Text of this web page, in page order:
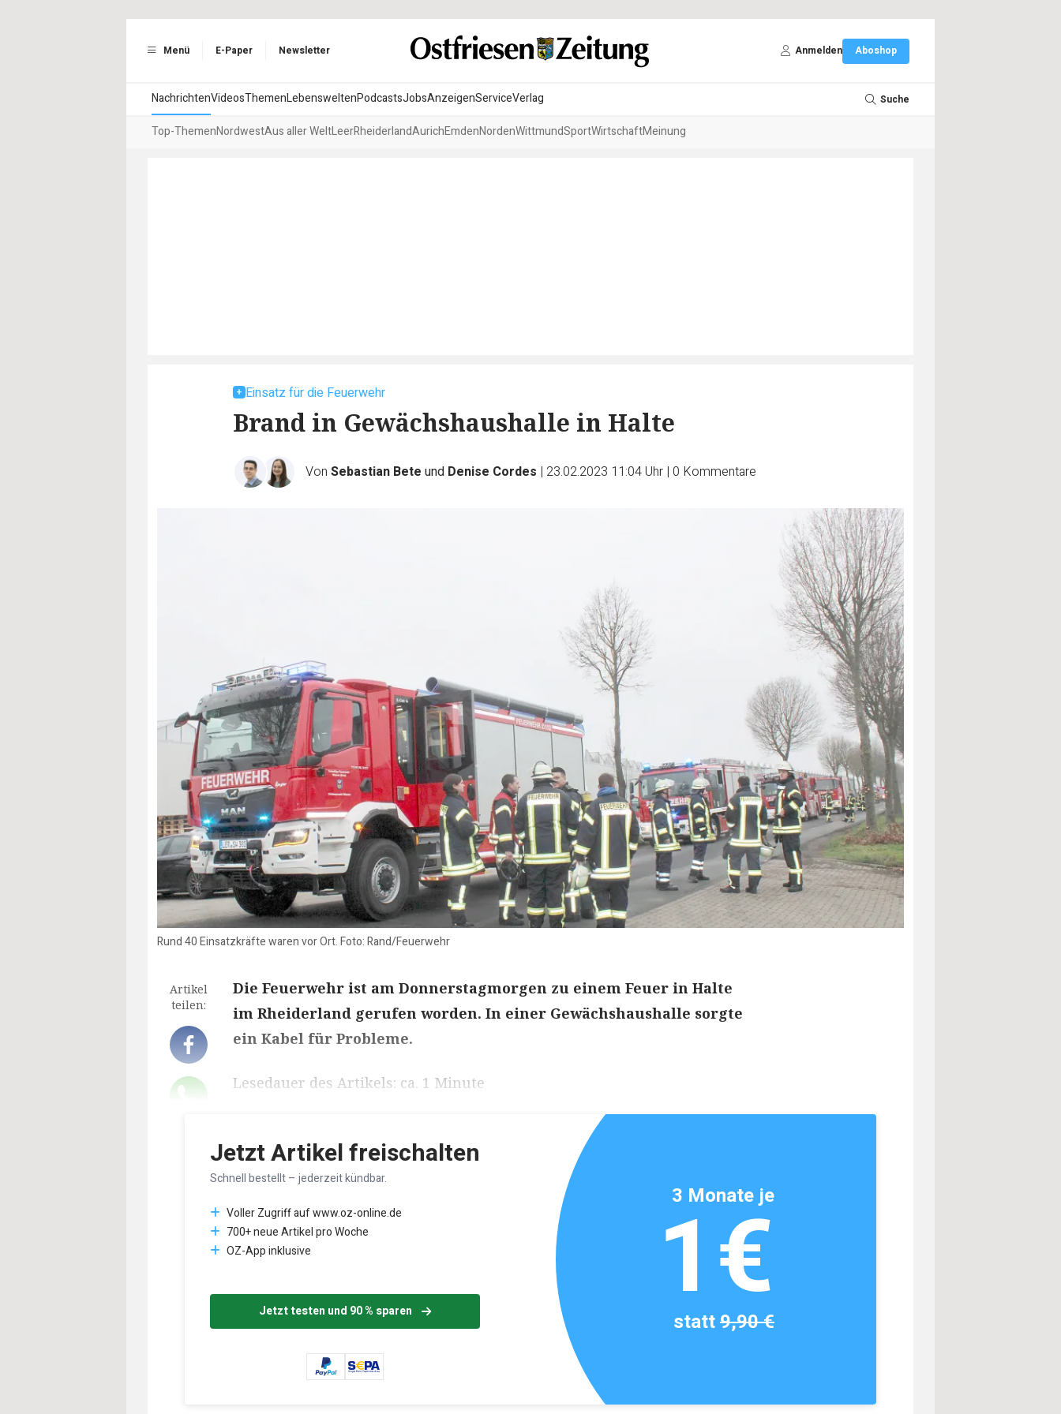
Menü E-Paper Newsletter Anmelden Aboshop
NachrichtenVideosThemenLebensweltenPodcastsJobsAnzeigenServiceVerlag Suche
Top-ThemenNordwestAus aller WeltLeerRheiderlandAurichEmdenNordenWittmundSportWirtschaftMeinung
Einsatz für die Feuerwehr
Brand in Gewächshaushalle in Halte
Von Sebastian Bete und Denise Cordes | 23.02.2023 11:04 Uhr | 0 Kommentare
Rund 40 Einsatzkräfte waren vor Ort. Foto: Rand/Feuerwehr
Artikel
teilen:
Die Feuerwehr ist am Donnerstagmorgen zu einem Feuer in Halte
im Rheiderland gerufen worden. In einer Gewächshaushalle sorgte
ein Kabel für Probleme.
Lesedauer des Artikels: ca. 1 Minute
Jetzt Artikel freischalten
Schnell bestellt – jederzeit kündbar.
Voller Zugriff auf www.oz-online.de
700+ neue Artikel pro Woche
OZ-App inklusive
Jetzt testen und 90 % sparen
3 Monate je
1€
statt9,90 €